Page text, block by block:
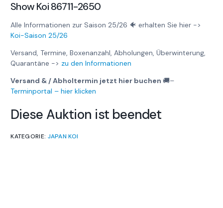
Show Koi 86711-2650
Alle Informationen zur Saison 25/26 🐠 erhalten Sie hier ->
Koi-Saison 25/26
Versand, Termine, Boxenanzahl, Abholungen, Überwinterung,
Quarantäne -> zu den Informationen
Versand & / Abholtermin jetzt hier buchen 🚚–
Terminportal – hier klicken
Diese Auktion ist beendet
KATEGORIE: JAPAN KOI